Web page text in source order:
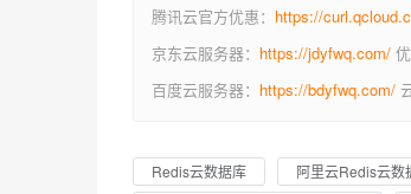
腾讯云官方优惠： https://
京东云服务器： https://jdyfwq.com/
百度云服务器： https://bdyfwq.com/
Redis云数据库 阿里云Redis云数